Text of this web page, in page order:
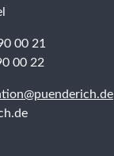
00 21
00 22